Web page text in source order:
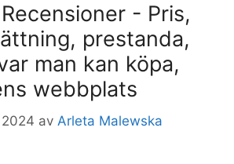
- Pris,
prestanda,
man kan köpa,
webbplats
av Arleta Malewska